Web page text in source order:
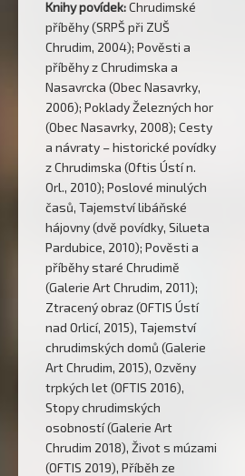
Knihy povídek:Chrudimské
příběhy (SRPŠ při ZUŠ
Chrudim, 2004); Pověsti a
příběhy z Chrudimska a
Nasavrcka (Obec Nasavrky,
2006); Poklady Železných hor
(Obec Nasavrky, 2008); Cesty
a návraty – historické povídky
z Chrudimska (Oftis Ústí n.
Orl., 2010); Poslové minulých
časů, Tajemství libáňské
hájovny (dvě povídky, Silueta
Pardubice, 2010); Pověsti a
příběhy staré Chrudimě
(Galerie Art Chrudim, 2011);
Ztracený obraz (OFTIS Ústí
nad Orlicí, 2015), Tajemství
chrudimských domů (Galerie
Art Chrudim, 2015), Ozvěny
trpkých let (OFTIS 2016),
Stopy chrudimských
osobností (Galerie Art
Chrudim 2018), Život s múzami
(OFTIS 2019), Příběh ze